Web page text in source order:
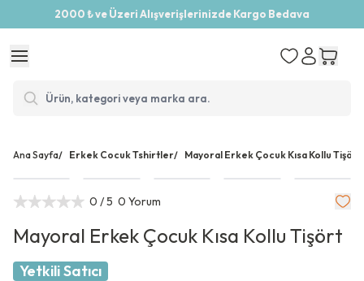
2000 ₺ ve Üzeri Alışverişlerinizde Kargo Bedava
Ana Sayfa/ Erkek Cocuk Tshirtler/ Mayoral Erkek Çocuk Kısa Kollu Tişört
0 / 5 0 Yorum
Mayoral Erkek Çocuk Kısa Kollu Tişört
Yetkili Satıcı